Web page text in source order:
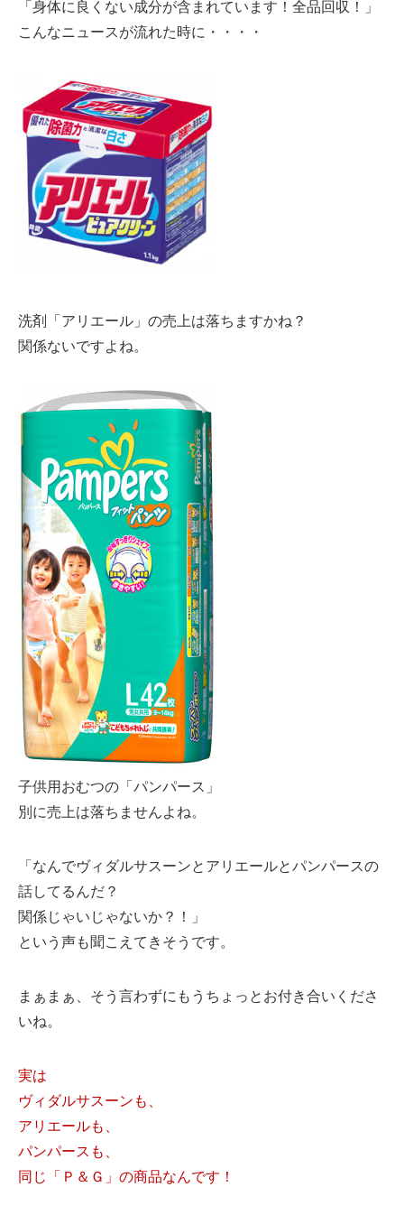
「身体に良くない成分が含まれています！全品回収！」
こんなニュースが流れた時に・・・・
洗剤「アリエール」の売上は落ちますかね？
関係ないですよね。
子供用おむつの「パンパース」
別に売上は落ちませんよね。
「なんでヴィダルサスーンとアリエールとパンパースの
話してるんだ？
関係じゃいじゃないか？！」
という声も聞こえてきそうです。
まぁまぁ、そう言わずにもうちょっとお付き合いくださ
いね。
実は
ヴィダルサスーンも、
アリエールも、
パンパースも、
同じ「Ｐ＆Ｇ」の商品なんです！